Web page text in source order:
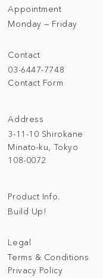
Address
3-11-10 Shirokane
Minato-ku, Tokyo
108-0072
Contact
03-6447-7748
Contact Form
Appointment
Monday — Friday
Legal
Terms & Conditions
Privacy Policy
Product Info.
Build Up!